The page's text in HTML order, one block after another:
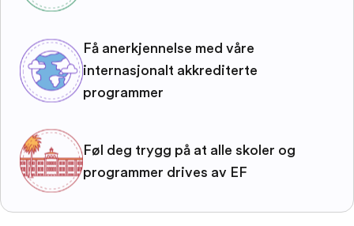
Få anerkjennelse med våre
internasjonalt akkrediterte
programmer
Føl deg trygg på at alle skoler og
programmer drives av EF